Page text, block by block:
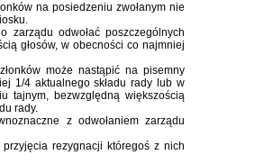
na posiedzeniu zwołanym nie
zarządu odwołać poszczególnych
głosów, w obecności co najmniej
może nastąpić na pisemny
1/4 aktualnego składu rady lub w
tajnym, bezwzględną większością
rady.
z odwołaniem zarządu
rezygnacji któregoś z nich